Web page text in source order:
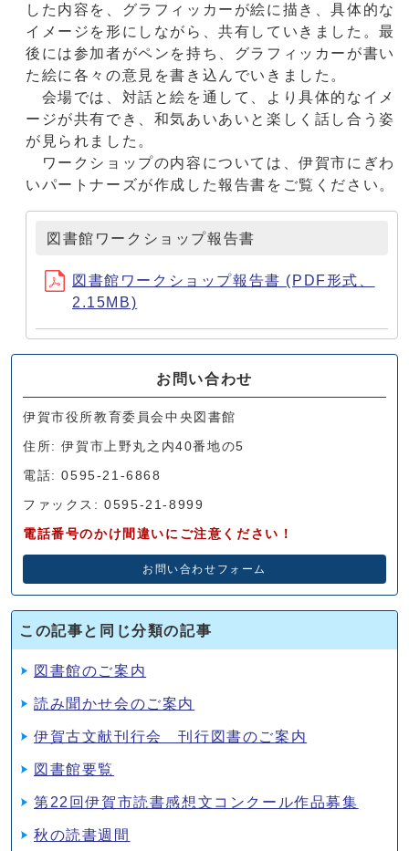
した内容を、グラフィッカーが絵に描き、具体的な
イメージを形にしながら、共有していきました。最
後には参加者がペンを持ち、グラフィッカーが書い
た絵に各々の意見を書き込んでいきました。
会場では、対話と絵を通して、より具体的なイメ
ージが共有でき、和気あいあいと楽しく話し合う姿
が見られました。
ワークショップの内容については、伊賀市にぎわ
いパートナーズが作成した報告書をご覧ください。
図書館ワークショップ報告書
図書館ワークショップ報告書 (PDF形式、
2.15MB)
お問い合わせ
伊賀市役所教育委員会中央図書館
住所: 伊賀市上野丸之内40番地の5
電話: 0595-21-6868
ファックス: 0595-21-8999
電話番号のかけ間違いにご注意ください！
お問い合わせフォーム
この記事と同じ分類の記事
図書館のご案内
読み聞かせ会のご案内
伊賀古文献刊行会 刊行図書のご案内
図書館要覧
第22回伊賀市読書感想文コンクール作品募集
秋の読書週間